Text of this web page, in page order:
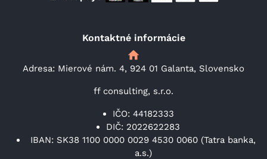
Kontaktné informácie
Adresa: Mierové nám. 4, 924 01 Galanta, Slovensko
ff consulting, s.r.o.
IČO: 44182333
DIČ: 2022622283
IBAN: SK38 1100 0000 0029 4530 0060 (Tatra banka,
a.s.)